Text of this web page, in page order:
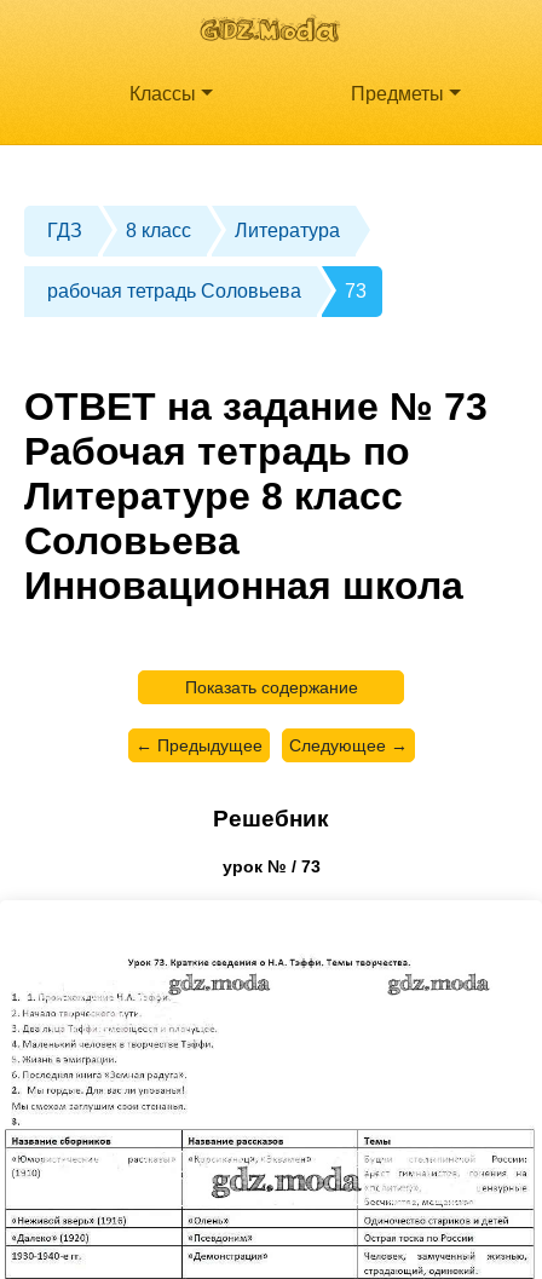
Классы Предметы
ГДЗ 8 класс Литература
рабочая тетрадь Соловьева 73
ОТВЕТ на задание № 73
Рабочая тетрадь по
Литературе 8 класс
Соловьева
Инновационная школа
Показать содержание
← Предыдущее Следующее →
Решебник
урок № / 73